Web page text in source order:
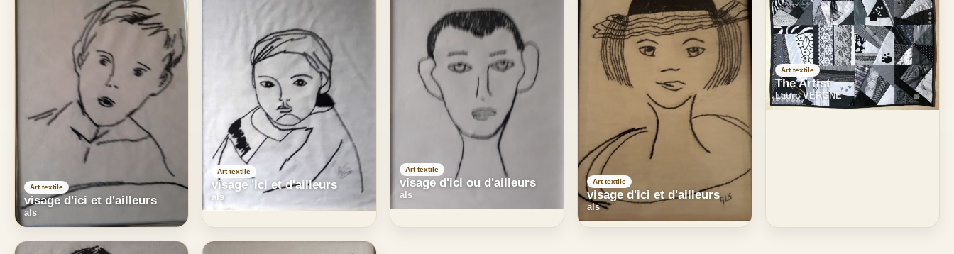
Art textile
visage d'ici et d'ailleurs
als
Art textile
visage 'ici et d'ailleurs
als
Art textile
visage d'ici ou d'ailleurs
als
Art textile
visage d'ici et d'ailleurs
als
Art textile
The Artist
Laure VERGNE